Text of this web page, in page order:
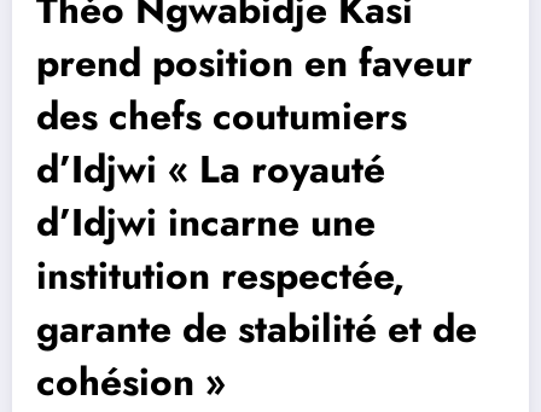
prend position en faveur
des chefs coutumiers
d’Idjwi « La royauté
d’Idjwi incarne une
institution respectée,
garante de stabilité et de
cohésion »